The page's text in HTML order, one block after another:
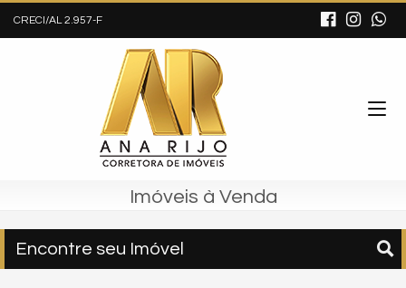
CRECI/AL 2.957-F
Imóveis à Venda
Encontre seu Imóvel